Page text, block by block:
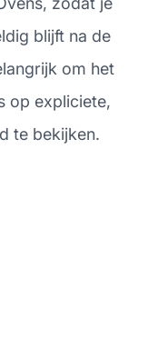
blijft na de
om het
op expliciete,
te bekijken.